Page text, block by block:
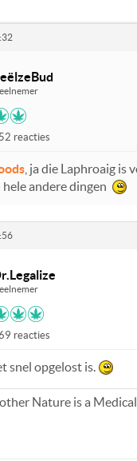
reacties
, ja die Laphroaig is
andere dingen
reacties
snel opgelost is.
Nature is a